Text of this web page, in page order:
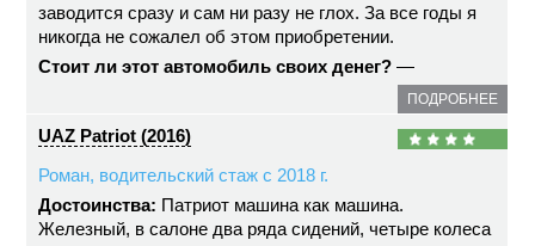
заводится сразу и сам ни разу не глох. За все годы я
никогда не сожалел об этом приобретении.
Стоит ли этот автомобиль своих денег? —
ПОДРОБНЕЕ
UAZ Patriot (2016)
Роман, водительский стаж с 2018 г.
Достоинства: Патриот машина как машина.
Железный, в салоне два ряда сидений, четыре колеса